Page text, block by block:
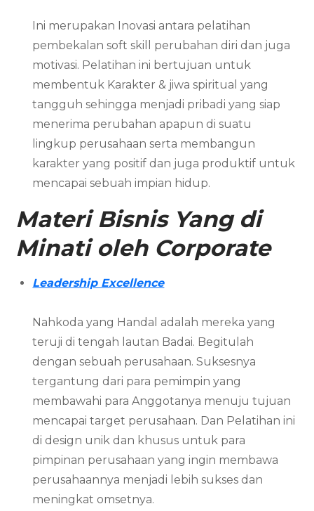
Ini merupakan Inovasi antara pelatihan
pembekalan soft skill perubahan diri dan juga
motivasi. Pelatihan ini bertujuan untuk
membentuk Karakter & jiwa spiritual yang
tangguh sehingga menjadi pribadi yang siap
menerima perubahan apapun di suatu
lingkup perusahaan serta membangun
karakter yang positif dan juga produktif untuk
mencapai sebuah impian hidup.
Materi Bisnis Yang di
Minati oleh Corporate
Leadership Excellence
Nahkoda yang Handal adalah mereka yang
teruji di tengah lautan Badai. Begitulah
dengan sebuah perusahaan. Suksesnya
tergantung dari para pemimpin yang
membawahi para Anggotanya menuju tujuan
mencapai target perusahaan. Dan Pelatihan ini
di design unik dan khusus untuk para
pimpinan perusahaan yang ingin membawa
perusahaannya menjadi lebih sukses dan
meningkat omsetnya.